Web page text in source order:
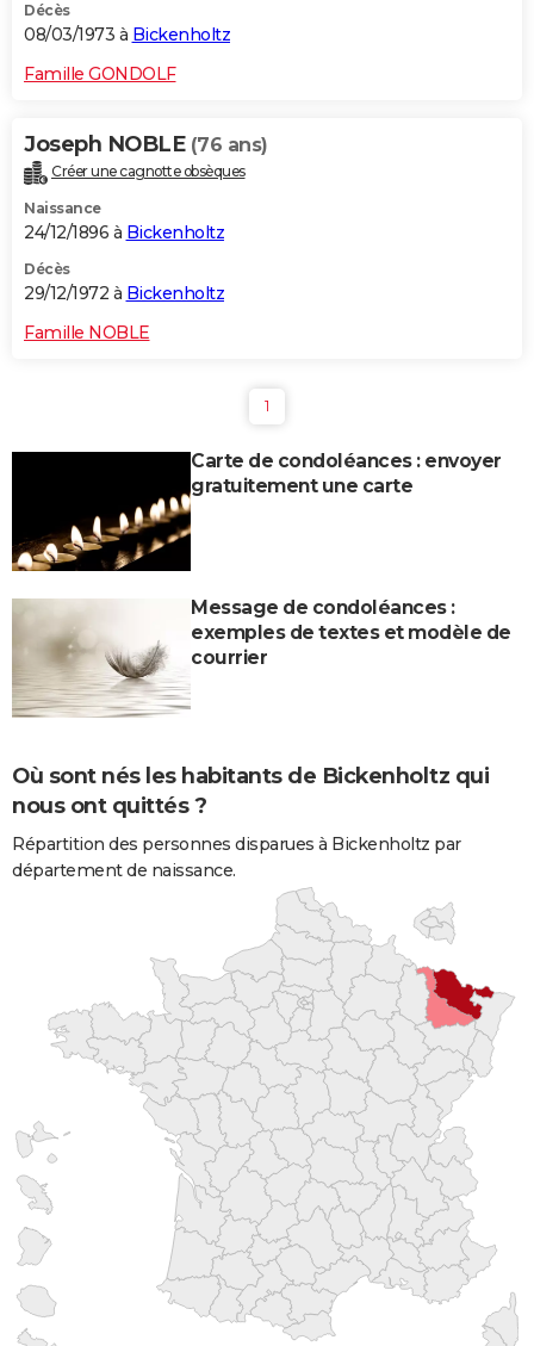
Décès
08/03/1973 à Bickenholtz
Famille GONDOLF
Joseph NOBLE (76 ans)
Créer une cagnotte obsèques
Naissance
24/12/1896 à Bickenholtz
Décès
29/12/1972 à Bickenholtz
Famille NOBLE
1
Carte de condoléances : envoyer
gratuitement une carte
Message de condoléances :
exemples de textes et modèle de
courrier
Où sont nés les habitants de Bickenholtz qui
nous ont quittés ?
Répartition des personnes disparues à Bickenholtz par
département de naissance.